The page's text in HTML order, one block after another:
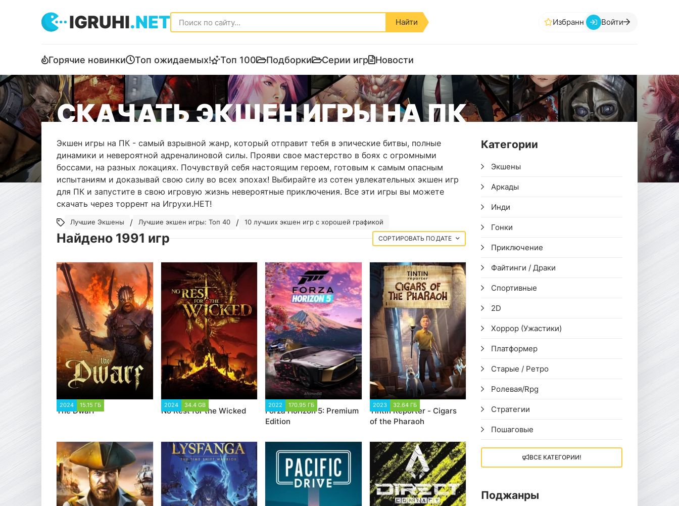
IGRUHI.NET Найти Избранное Войти
Горячие новинки Топ ожидаемых! Топ 100 Подборки Серии игр Новости
СКАЧАТЬ ЭКШЕН ИГРЫ НА ПК
Экшен игры на ПК - самый взрывной жанр, который отправит тебя в эпические битвы, полные
динамики и невероятной адреналиновой силы. Прояви свое мастерство в боях с огромными
боссами, на разных локациях. Почувствуй себя настоящим героем, готовым к самым опасным
испытаниям и доказывай свою силу во всех эпохах! Выбирайте из сотен увлекательных экшен игр
для ПК и запустите в свою игровую жизнь невероятные приключения. Все эти игры вы можете
скачать через торрент на Игрухи.НЕТ!
Лучшие Экшены / Лучшие экшен игры: Топ 40 / 10 лучших экшен игр с хорошей графикой
Найдено 1991 игр ДАТЕ
2024 15.15 ГБ
Тhe Dwarf
2024 34.4 GB
No Rest for the Wicked
2022 170.95 ГБ
Forza Horizon 5: Premium
Edition
2023 32.64 ГБ
Tintin Reporter - Cigars
of the Pharaoh
Категории
Экшены
Аркады
Инди
Гонки
Приключение
Файтинги / Драки
Спортивные
2D
Хоррор (Ужастики)
Платформер
Старые / Ретро
Ролевая/Rpg
Стратегии
Пошаговые
ВСЕ КАТЕГОРИИ!
Поджанры